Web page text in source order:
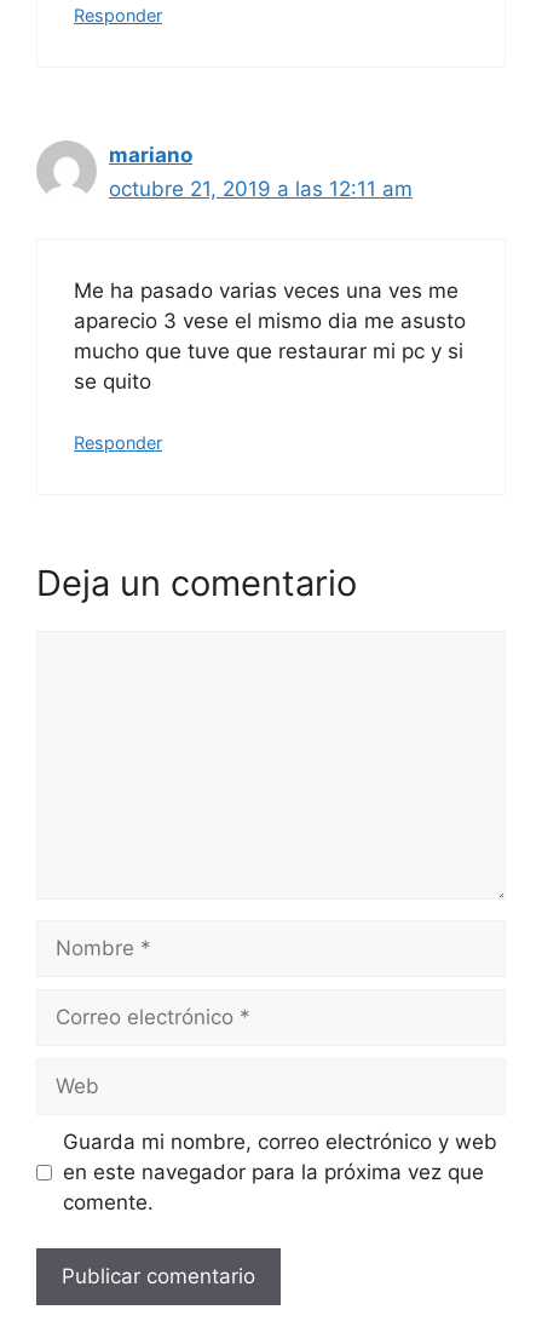
Responder
mariano
octubre 21, 2019 a las 12:11 am
Me ha pasado varias veces una ves me
aparecio 3 vese el mismo dia me asusto
mucho que tuve que restaurar mi pc y si
se quito
Responder
Deja un comentario
electrónico
Guarda mi nombre, correo electrónico y web
en este navegador para la próxima vez que
comente.